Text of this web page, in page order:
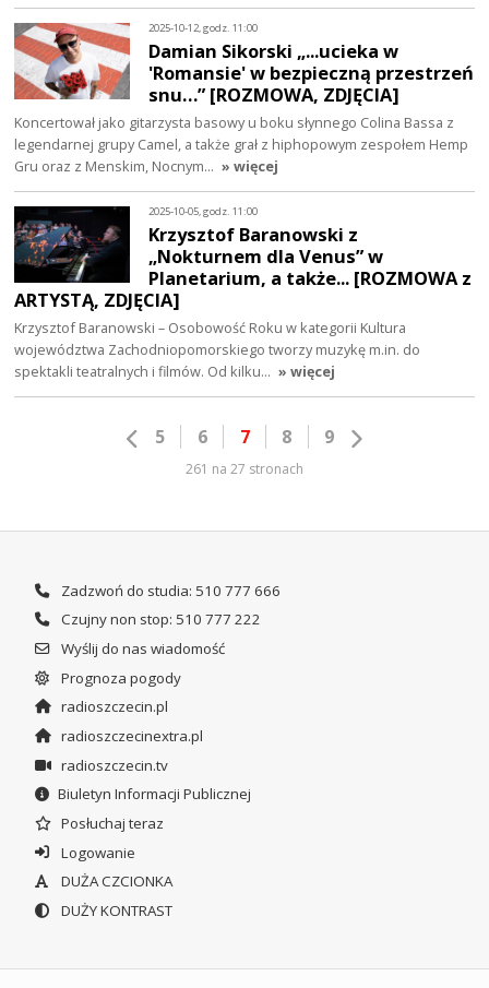
2025-10-12, godz. 11:00
Damian Sikorski „...ucieka w
'Romansie' w bezpieczną przestrzeń
snu…” [ROZMOWA, ZDJĘCIA]
Koncertował jako gitarzysta basowy u boku słynnego Colina Bassa z
legendarnej grupy Camel, a także grał z hiphopowym zespołem Hemp
Gru oraz z Menskim, Nocnym… » więcej
2025-10-05, godz. 11:00
Krzysztof Baranowski z
„Nokturnem dla Venus” w
Planetarium, a także... [ROZMOWA z
ARTYSTĄ, ZDJĘCIA]
Krzysztof Baranowski – Osobowość Roku w kategorii Kultura
województwa Zachodniopomorskiego tworzy muzykę m.in. do
spektakli teatralnych i filmów. Od kilku… » więcej
5 6 7 8 9
261 na 27 stronach
Zadzwoń do studia: 510 777 666
Czujny non stop: 510 777 222
Wyślij do nas wiadomość
Prognoza pogody
radioszczecin.pl
radioszczecinextra.pl
radioszczecin.tv
Biuletyn Informacji Publicznej
Posłuchaj teraz
Logowanie
DUŻA CZCIONKA
DUŻY KONTRAST